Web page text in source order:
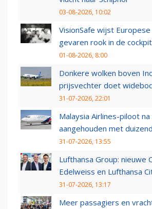
03-08-2026, 10:02
VisionSafe wijst
gevaren rook in de cockpit
01-08-2026, 8:00
Donkere wolken boven
prijsvechter doet
31-07-2026, 22:01
Malaysia Airlines-piloot
aangehouden met
31-07-2026, 13:55
Lufthansa Group: nieuwe
Edelweiss en Lufthansa
31-07-2026, 13:17
Meer passagiers en